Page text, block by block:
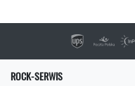
ROCK-SERWIS